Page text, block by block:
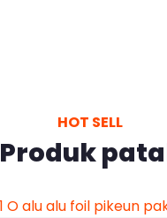
HOT SELL
Produk